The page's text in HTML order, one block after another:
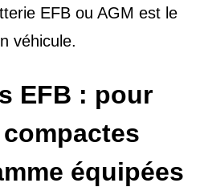
EFB ou AGM est le
véhicule.
EFB : pour
équipées